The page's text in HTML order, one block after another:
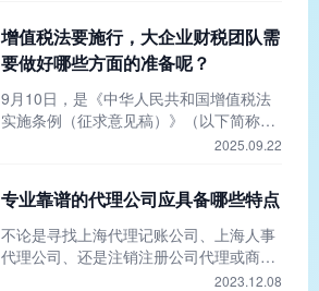
品、提供劳务、出租或经营管理而持有；
使用寿命超过一个会计年度。手机作为公
司办公、业务联络、管理使用的工具，显
然是为了经营管理而持有。其使用寿命通
常也超过一年
增值税法要施行，大企业财税团队需
要做好哪些方面的准备呢？
9月10日，是《中华人民共和国增值税法
实施条例（征求意见稿）》（以下简称增
值税法实施条例征求意见稿）向社会公开
部、税务总局8月11日发布增值税法实施
条例征求意见稿后，一些涉税专业服务机
构围绕各自客户的实际需要，纷纷召开专
题研讨会，分析增值税法及其实施条例具
2025.09.22
专业靠谱的代理公司应具备哪些特点
​不论是寻找上海代理记账公司、上海人事
代理公司、还是注销注册公司代理或商标
注册代理，对于客户来说，想知道哪些是
2023.12.08